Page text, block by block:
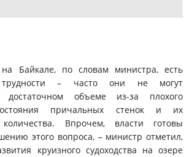
Байкале, по словам министра, есть
трудности – часто они не могут
достаточном объеме из-за плохого
причальных стенок и их
количества. Впрочем, власти готовы
этого вопроса, – министр отметил,
круизного судоходства на озере